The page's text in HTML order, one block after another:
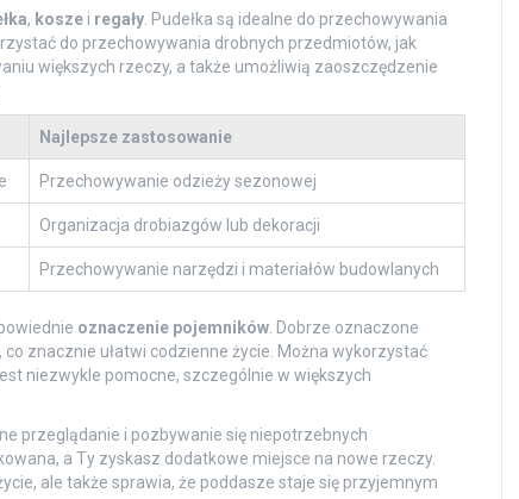
, koszei regały. Pudełka są idealne do przechowywania
do przechowywania drobnych przedmiotów, jak
większych rzeczy, a także umożliwią zaoszczędzenie
Najlepsze zastosowanie
Przechowywanie odzieży sezonowej
Organizacja drobiazgów lub dekoracji
Przechowywanie narzędzi i materiałów budowlanych
oznaczenie pojemników. Dobrze oznaczone
znacznie ułatwi codzienne życie. Można wykorzystać
niezwykle pomocne, szczególnie w większych
przeglądanie i pozbywanie się niepotrzebnych
a Ty zyskasz dodatkowe miejsce na nowe rzeczy.
ale także sprawia, że poddasze staje się przyjemnym